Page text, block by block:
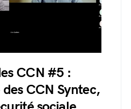
CCN #5 :
CCN Syntec,